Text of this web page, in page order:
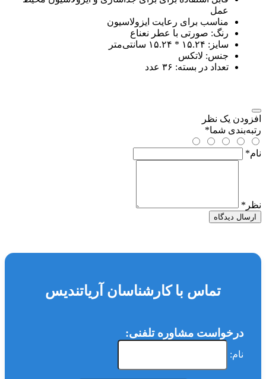
عمل
مناسب برای رعایت ایزولاسیون
رنگ: صورتی با عطر نعناع
سایز: ۱۵.۲۴ * ۱۵.۲۴ سانتی‌متر
جنس: لاتکس
تعداد در بسته: ۳۶ عدد
افزودن یک نظر
رتبه‌بندی شما*
نام*
نظر *
ارسال دیدگاه
تماس با کارشناسان آریاتندیس
درخواست مشاوره تلفنی:
نام: